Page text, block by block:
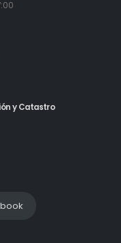
y Catastro